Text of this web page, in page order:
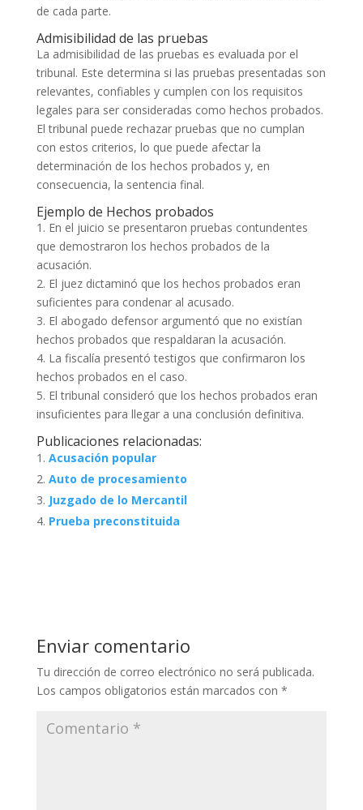
de cada parte.
Admisibilidad de las pruebas
La admisibilidad de las pruebas es evaluada por el
tribunal. Este determina si las pruebas presentadas son
relevantes, confiables y cumplen con los requisitos
legales para ser consideradas como hechos probados.
El tribunal puede rechazar pruebas que no cumplan
con estos criterios, lo que puede afectar la
determinación de los hechos probados y, en
consecuencia, la sentencia final.
Ejemplo de Hechos probados
1. En el juicio se presentaron pruebas contundentes
que demostraron los hechos probados de la
acusación.
2. El juez dictaminó que los hechos probados eran
suficientes para condenar al acusado.
3. El abogado defensor argumentó que no existían
hechos probados que respaldaran la acusación.
4. La fiscalía presentó testigos que confirmaron los
hechos probados en el caso.
5. El tribunal consideró que los hechos probados eran
insuficientes para llegar a una conclusión definitiva.
Publicaciones relacionadas:
Acusación popular
Auto de procesamiento
Juzgado de lo Mercantil
Prueba preconstituida
Enviar comentario
Tu dirección de correo electrónico no será publicada.
Los campos obligatorios están marcados con *